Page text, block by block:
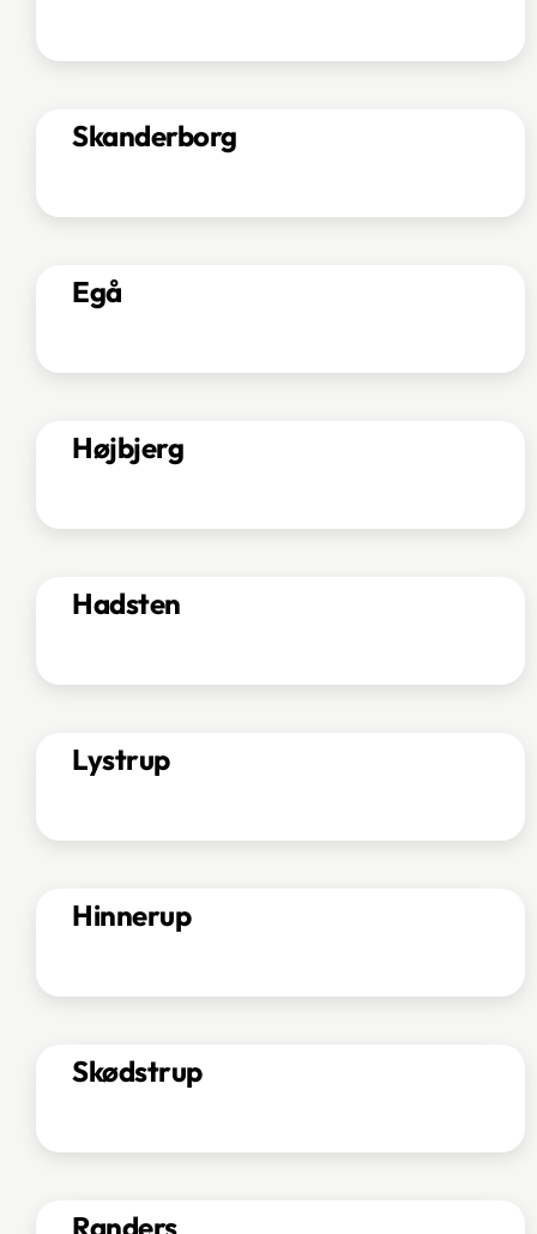
Skanderborg
Egå
Højbjerg
Hadsten
Lystrup
Hinnerup
Skødstrup